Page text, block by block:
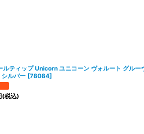
ルティップ Unicorn ユニコーン ヴォルート グルー
ルバー [78084]
(税込)